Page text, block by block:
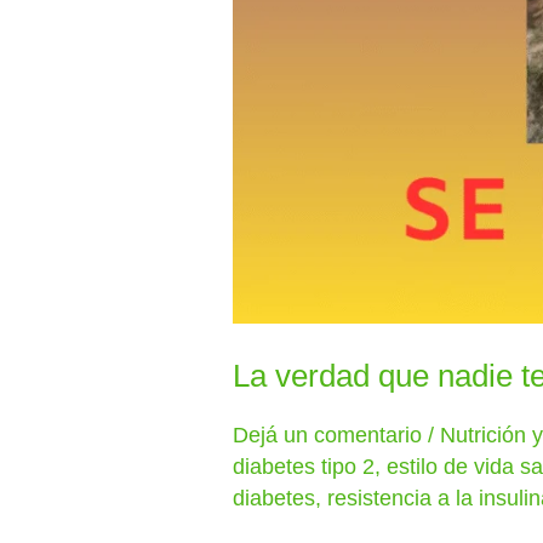
La verdad que nadie
Dejá un comentario / Nutrición
diabetes tipo 2,estilo de vida
diabetes, resistencia a la